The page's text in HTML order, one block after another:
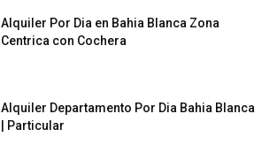
Alquiler Por Dia en Bahia Blanca Zona
Centrica con Cochera
Alquiler Departamento Por Dia Bahia Blanca
| Particular